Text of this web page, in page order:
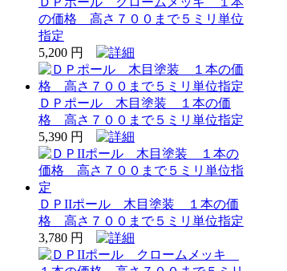
の価格 高さ７００まで５ミリ単位
指定
5,200 円
ＤＰポール 木目塗装 １本の価
格 高さ７００まで５ミリ単位指定
5,390 円
ＤＰIIポール 木目塗装 １本の価
格 高さ７００まで５ミリ単位指定
3,780 円